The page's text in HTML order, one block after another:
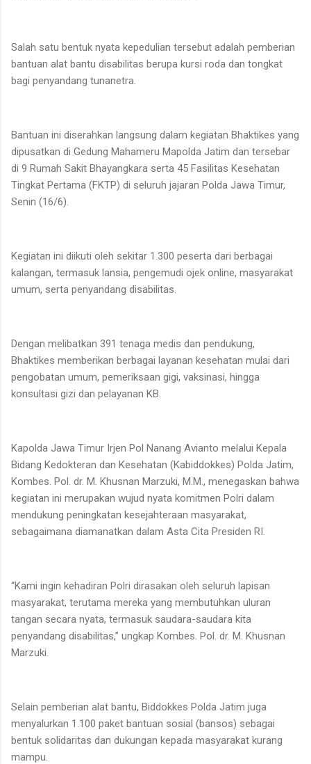
Salah satu bentuk nyata kepedulian tersebut adalah pemberian
bantuan alat bantu disabilitas berupa kursi roda dan tongkat
bagi penyandang tunanetra.
Bantuan ini diserahkan langsung dalam kegiatan Bhaktikes yang
dipusatkan di Gedung Mahameru Mapolda Jatim dan tersebar
di 9 Rumah Sakit Bhayangkara serta 45 Fasilitas Kesehatan
Tingkat Pertama (FKTP) di seluruh jajaran Polda Jawa Timur,
Senin (16/6).
Kegiatan ini diikuti oleh sekitar 1.300 peserta dari berbagai
kalangan, termasuk lansia, pengemudi ojek online, masyarakat
umum, serta penyandang disabilitas.
Dengan melibatkan 391 tenaga medis dan pendukung,
Bhaktikes memberikan berbagai layanan kesehatan mulai dari
pengobatan umum, pemeriksaan gigi, vaksinasi, hingga
konsultasi gizi dan pelayanan KB.
Kapolda Jawa Timur Irjen Pol Nanang Avianto melalui Kepala
Bidang Kedokteran dan Kesehatan (Kabiddokkes) Polda Jatim,
Kombes. Pol. dr. M. Khusnan Marzuki, M.M., menegaskan bahwa
kegiatan ini merupakan wujud nyata komitmen Polri dalam
mendukung peningkatan kesejahteraan masyarakat,
sebagaimana diamanatkan dalam Asta Cita Presiden RI.
“Kami ingin kehadiran Polri dirasakan oleh seluruh lapisan
masyarakat, terutama mereka yang membutuhkan uluran
tangan secara nyata, termasuk saudara-saudara kita
penyandang disabilitas,” ungkap Kombes. Pol. dr. M. Khusnan
Marzuki.
Selain pemberian alat bantu, Biddokkes Polda Jatim juga
menyalurkan 1.100 paket bantuan sosial (bansos) sebagai
bentuk solidaritas dan dukungan kepada masyarakat kurang
mampu.